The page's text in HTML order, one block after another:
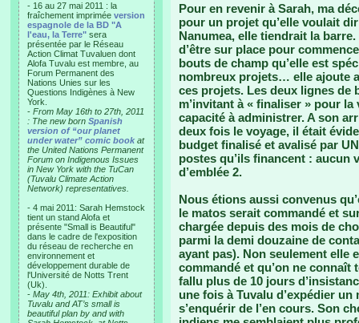
- 16 au 27 mai 2011 : la
fraîchement imprimée version
espagnole de la BD "A
l'eau, la Terre" sera
présentée par le Réseau
Action Climat Tuvaluen dont
Alofa Tuvalu est membre, au
Forum Permanent des
Nations Unies sur les
Questions Indigènes à New
York.
- From May 16th to 27th, 2011
: The new born Spanish
version of “our planet
under water” comic book at
the United Nations Permanent
Forum on Indigenous Issues
in New York with the TuCan
(Tuvalu Climate Action
Network) representatives.
- 4 mai 2011: Sarah Hemstock
tient un stand Alofa et
présente "Small is Beautiful"
dans le cadre de l'exposition
du réseau de recherche en
environnement et
développement durable de
l'Université de Notts Trent
(Uk).
- May 4th, 2011: Exhibit about
Tuvalu and AT’s small is
beautiful plan by and with
Pour en revenir à Sarah, ma
pour un projet qu’elle voulait
Nanumea, elle tiendrait la
d’être sur place pour
bouts de champ qu’elle est
nombreux projets… elle ajoute
ces projets. Les deux lignes de
m’invitant à « finaliser » pour
capacité à administrer. A son
deux fois le voyage, il était
budget finalisé et avalisé par
postes qu’ils financent : aucun
d’emblée 2.
Nous étions aussi convenus
le matos serait commandé et
chargée depuis des mois de
parmi la demi douzaine de
ayant pas). Non seulement elle
commandé et qu’on ne
fallu plus de 10 jours
une fois à Tuvalu d’expédier
s’enquérir de l’en cours. Son